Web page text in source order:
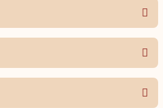
ilk yorumu siz yapın!